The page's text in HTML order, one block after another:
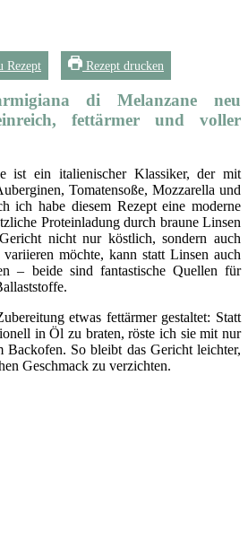
Rezept Rezept drucken
di Melanzane neu
fettärmer und voller
ist ein italienischer Klassiker, der mit
Tomatensoße, Mozzarella und
ich habe diesem Rezept eine moderne
Proteinladung durch braune Linsen
nicht nur köstlich, sondern auch
möchte, kann statt Linsen auch
– beide sind fantastische Quellen für
etwas fettärmer gestaltet: Statt
in Öl zu braten, röste ich sie mit nur
So bleibt das Gericht leichter,
Geschmack zu verzichten.